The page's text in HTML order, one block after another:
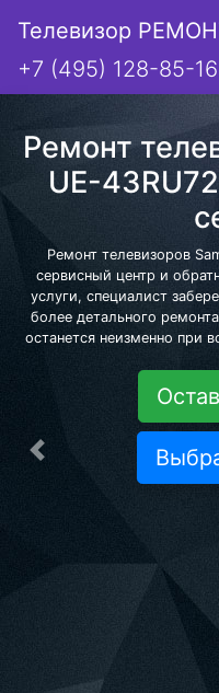
Телевизор
+7 (495) 128-85-16
Ремонт
UE-
Ремонт телевизоров
сервисный центр и
услуги, специалист
более детального
останется неизменно при
Предыдущая